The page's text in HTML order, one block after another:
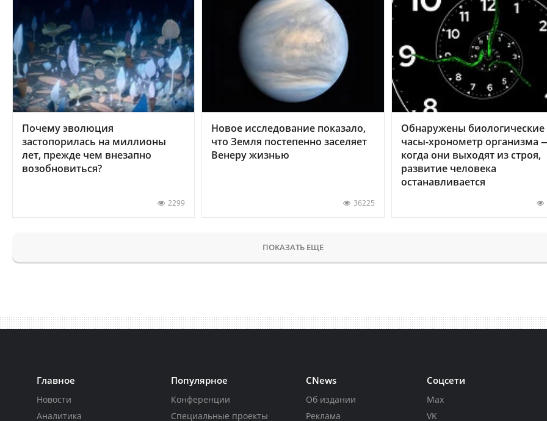
Почему эволюция
застопорилась на миллионы
лет, прежде чем внезапно
возобновиться?
2299
Новое исследование показало,
что Земля постепенно заселяет
Венеру жизнью
36225
Обнаружены биологические
часы-хронометр организма
когда они выходят из строя,
развитие человека
останавливается
ПОКАЗАТЬ ЕЩЕ
Главное
Новости
Аналитика
Популярное
Конференции
Специальные проекты
CNews
Об издании
Реклама
Соцсети
Max
VK